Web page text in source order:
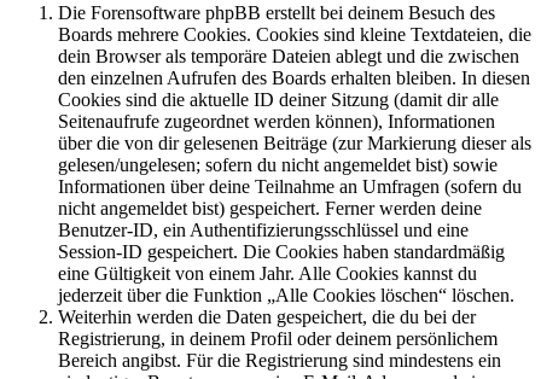
Die Forensoftware phpBB erstellt bei deinem Besuch des
Boards mehrere Cookies. Cookies sind kleine Textdateien, die
dein Browser als temporäre Dateien ablegt und die zwischen
den einzelnen Aufrufen des Boards erhalten bleiben. In diesen
Cookies sind die aktuelle ID deiner Sitzung (damit dir alle
Seitenaufrufe zugeordnet werden können), Informationen
über die von dir gelesenen Beiträge (zur Markierung dieser als
gelesen/ungelesen; sofern du nicht angemeldet bist) sowie
Informationen über deine Teilnahme an Umfragen (sofern du
nicht angemeldet bist) gespeichert. Ferner werden deine
Benutzer-ID, ein Authentifizierungsschlüssel und eine
Session-ID gespeichert. Die Cookies haben standardmäßig
eine Gültigkeit von einem Jahr. Alle Cookies kannst du
jederzeit über die Funktion „Alle Cookies löschen“ löschen.
Weiterhin werden die Daten gespeichert, die du bei der
Registrierung, in deinem Profil oder deinem persönlichem
Bereich angibst. Für die Registrierung sind mindestens ein